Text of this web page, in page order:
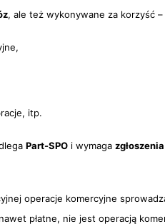
, ale też wykonywane za korzyść –
itp.
Part-SPO i wymaga zgłoszenia
operacje komercyjne
płatne, nie jest operacją